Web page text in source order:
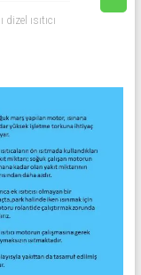
ısıtıcı